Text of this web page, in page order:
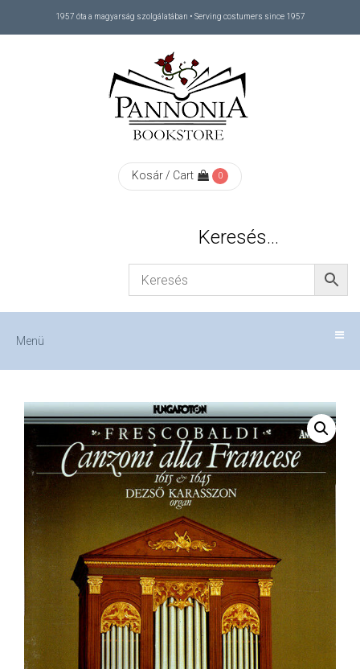
1957 óta a magyarság szolgálatában • Serving costumers since 1957
Kosár / Cart 0
Keresés…
Menü
SHOP
KAPCSOLAT
CONTACT